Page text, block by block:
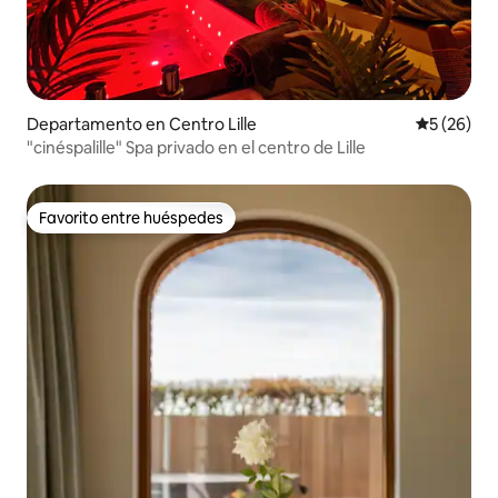
Departamento en Centro Lille
5 (26)
"cinéspalille" Spa privado en el centro de Lille
Favorito entre huéspedes
Favorito entre huéspedes